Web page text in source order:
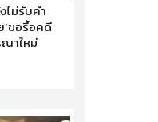
ไม่รับคำ
’ขอรื้อคดี
าใหม่